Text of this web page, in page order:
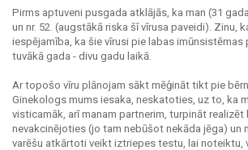
Pirms aptuveni pusgada atklājās, ka man (31
un nr. 52. (augstākā riska šī vīrusa paveidi). Zinu,
iespējamība, ka šie vīrusi pie labas imūnsistēmas
tuvākā gada - divu gadu laikā.
Ar topošo vīru plānojam sākt mēģināt tikt pie
Ginekologs mums iesaka, neskatoties, uz to, ka
visticamāk, arī manam partnerim, turpināt realizēt
nevakcinējoties (jo tam nebūšot nekāda jēga) un
varēšu atkārtoti veikt iztriepes testu, lai noteiktu,